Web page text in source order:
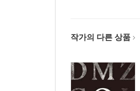
말라르메 풍으로 After
3부 단어
작가의 다른 상품